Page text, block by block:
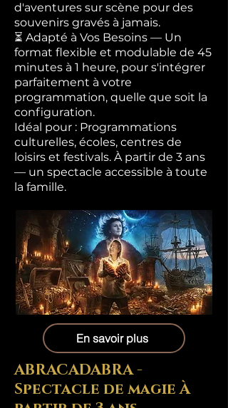
d'aventures sur scène pour des
souvenirs gravés à jamais.
⏳ Adapté à Vos Besoins — Un
format flexible et modulable de 45
minutes à 1 heure, pour s'intégrer
parfaitement à votre
programmation, quelle que soit la
configuration.
Idéal pour : Programmations
culturelles, écoles, centres de
loisirs et festivals. À partir de 3 ans
— un spectacle accessible à toute
la famille.
En savoir plus
ABRACADABRA -
Spectacle de magie À